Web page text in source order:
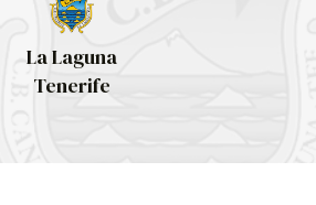
La Laguna
Tenerife